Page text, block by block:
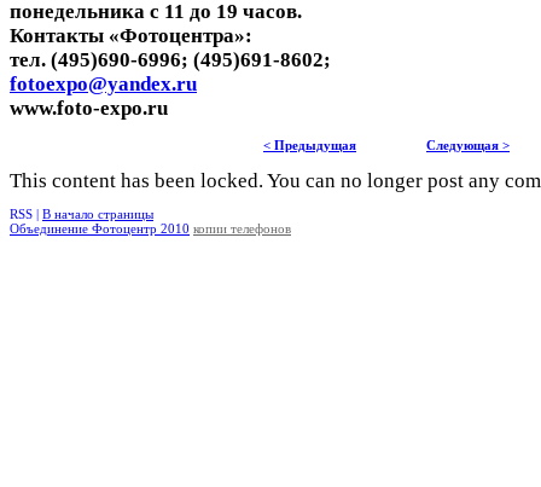
понедельника с 11 до 19 часов.
Контакты «Фотоцентра»:
тел. (495)690-6996; (495)691-8602;
fotoexpo@yandex.ru
www.foto-expo.ru
< Предыдущая Следующая >
This content has been locked. You can no longer post any
RSS | В начало страницы
Объединение Фотоцентр 2010 копии телефонов